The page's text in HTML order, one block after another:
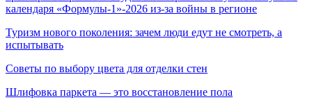
календаря «Формулы-1»-2026 из-за войны в регионе
Туризм нового поколения: зачем люди едут не смотреть, а
испытывать
Советы по выбору цвета для отделки стен
Шлифовка паркета — это восстановление пола